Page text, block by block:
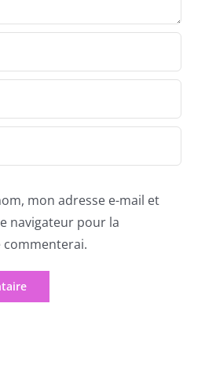
mon adresse e-mail et
navigateur pour la
commenterai.